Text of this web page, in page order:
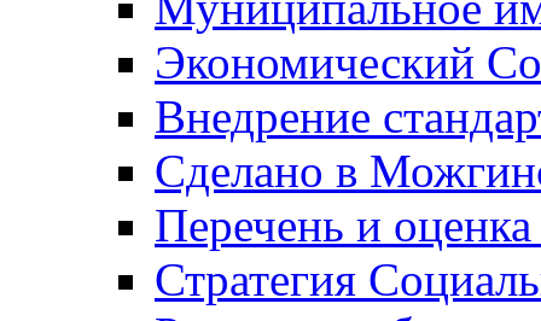
Экономический
Внедрение
Сделано в
Перечень и
Стратегия